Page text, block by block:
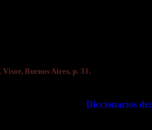
Visor, Buenos Aires, p. 31.
Diccionarios de: